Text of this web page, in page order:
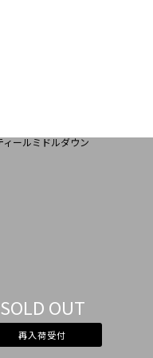
SOLD OUT
再入荷受付